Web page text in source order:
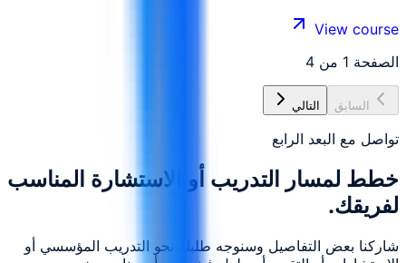
View course
الصفحة 1 من 4
السابق التالي
تواصل مع البعد الرابع
خطط لمسار التدريب أو الاستشارة المناسب
لفريقك.
شاركنا بعض التفاصيل وسنوجه طلبك نحو التدريب المؤسسي أو